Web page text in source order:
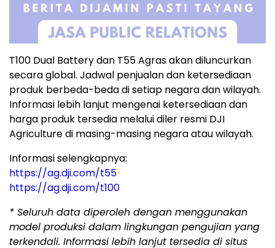
T100 Dual Battery dan T55 Agras akan diluncurkan
secara global. Jadwal penjualan dan ketersediaan
produk berbeda-beda di setiap negara dan wilayah.
Informasi lebih lanjut mengenai ketersediaan dan
harga produk tersedia melalui diler resmi DJI
Agriculture di masing-masing negara atau wilayah.
Informasi selengkapnya:
https://ag.dji.com/t55
https://ag.dji.com/t100
* Seluruh data diperoleh dengan menggunakan
model produksi dalam lingkungan pengujian yang
terkendali. Informasi lebih lanjut tersedia di situs